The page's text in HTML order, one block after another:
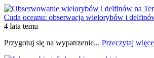
Cuda oceanu: obserwacja wielorybów i
4 lata temu
Przygotuj się na wypatrzenie... Przeczytaj